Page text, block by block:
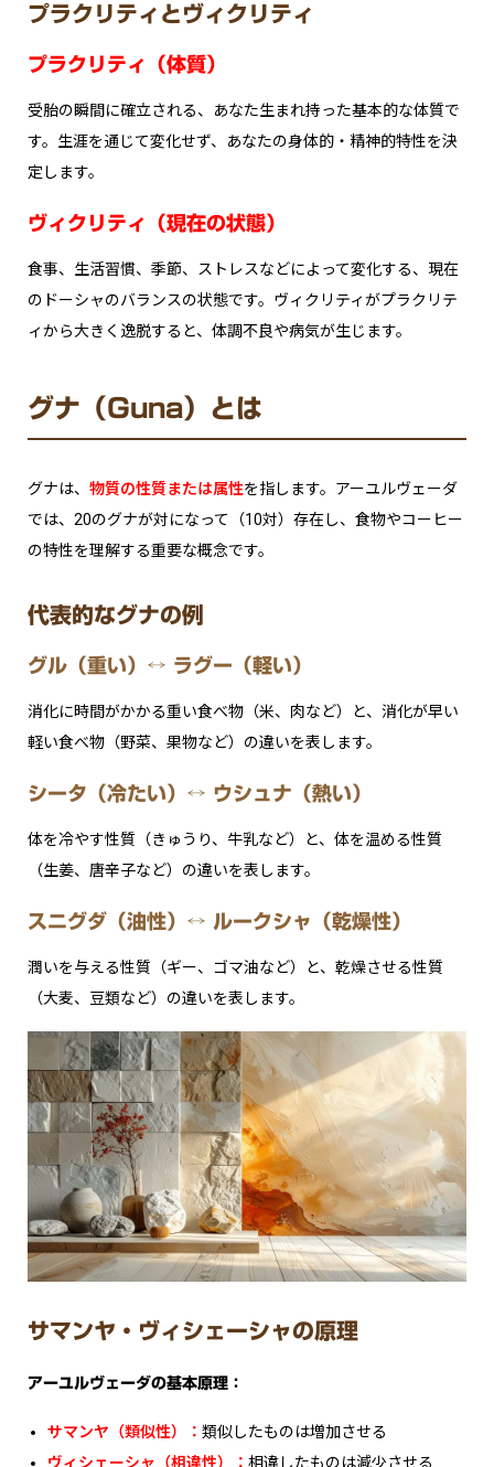
プラクリティとヴィクリティ
プラクリティ（体質）
受胎の瞬間に確立される、あなた生まれ持った基本的な体質で
す。生涯を通じて変化せず、あなたの身体的・精神的特性を決
定します。
ヴィクリティ（現在の状態）
食事、生活習慣、季節、ストレスなどによって変化する、現在
のドーシャのバランスの状態です。ヴィクリティがプラクリテ
ィから大きく逸脱すると、体調不良や病気が生じます。
グナ（Guna）とは
グナは、 物質の性質または属性を指します。アーユルヴェーダ
では、20のグナが対になって（10対）存在し、食物やコーヒー
の特性を理解する重要な概念です。
代表的なグナの例
グル（重い）↔ ラグー（軽い）
消化に時間がかかる重い食べ物（米、肉など）と、消化が早い
軽い食べ物（野菜、果物など）の違いを表します。
シータ（冷たい）↔ ウシュナ（熱い）
体を冷やす性質（きゅうり、牛乳など）と、体を温める性質
（生姜、唐辛子など）の違いを表します。
スニグダ（油性）↔ ルークシャ（乾燥性）
潤いを与える性質（ギー、ゴマ油など）と、乾燥させる性質
（大麦、豆類など）の違いを表します。
サマンヤ・ヴィシェーシャの原理
アーユルヴェーダの基本原理：
サマンヤ（類似性）：類似したものは増加させる
ヴィシェーシャ（相違性）：相違したものは減少させる